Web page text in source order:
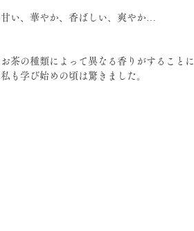
甘い、華やか、香ばしい、爽やか…
お茶の種類によって異なる香りがすることに
私も学び始めの頃は驚きました。